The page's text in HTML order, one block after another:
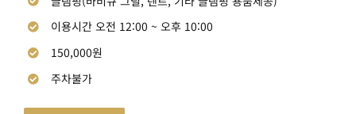
이용시간 오전 12:00 ~ 오후 10:00
150,000원
주차불가